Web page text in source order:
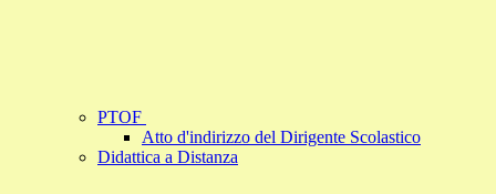
PTOF
Atto d'indirizzo del Dirigente Scolastico
Didattica a Distanza